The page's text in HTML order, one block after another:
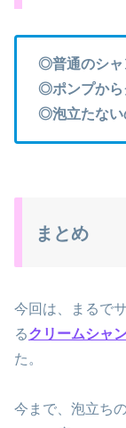
◎普通のシャ
◎ポンプから
◎泡立たない
まとめ
今回は、まるで
るクリームシャ
た。
今まで、泡立ち